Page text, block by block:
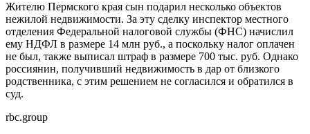
Жителю Пермского края сын подарил несколько объектов
нежилой недвижимости. За эту сделку инспектор местного
отделения Федеральной налоговой службы (ФНС) начислил
ему НДФЛ в размере 14 млн руб., а поскольку налог оплачен
не был, также выписал штраф в размере 700 тыс. руб. Однако
россиянин, получивший недвижимость в дар от близкого
родственника, с этим решением не согласился и обратился в
суд.
rbc.group